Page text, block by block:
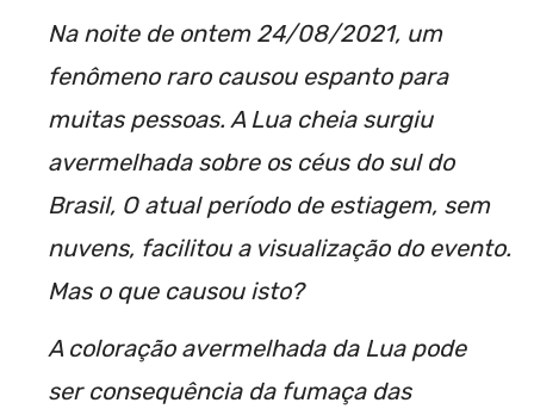
Na noite de ontem 24/08/2021, um
fenômeno raro causou espanto para
muitas pessoas. A Lua cheia surgiu
avermelhada sobre os céus do sul do
Brasil, O atual período de estiagem, sem
nuvens, facilitou a visualização do evento.
Mas o que causou isto?
A coloração avermelhada da Lua pode
ser consequência da fumaça das